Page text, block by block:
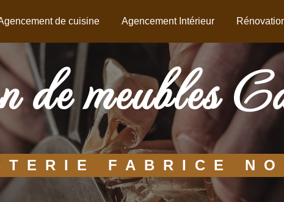
de cuisine Agencement Intérieur
de meubles
FABRICE